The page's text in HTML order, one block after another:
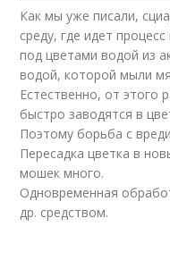
Как мы уже писали,
среду, где идет
под цветами водой из
водой, которой мыли
Естественно, от этого
быстро заводятся в
Поэтому борьба с
Пересадка цветка в
мошек много.
Одновременная
др. средством.